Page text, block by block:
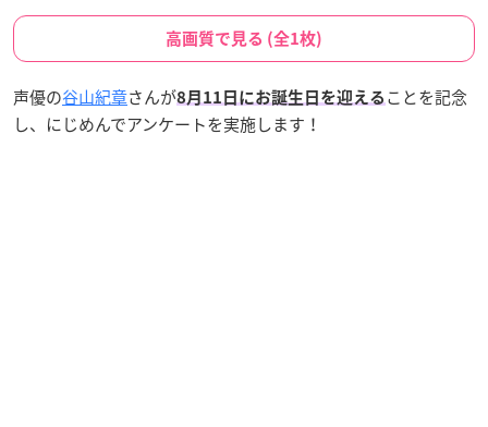
高画質で見る (全1枚)
声優の谷山紀章さんが8月11日にお誕生日を迎える ことを記念
し、にじめんでアンケートを実施します！